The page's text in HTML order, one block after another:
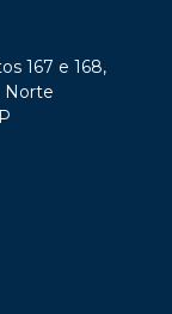
167 e 168,
Norte